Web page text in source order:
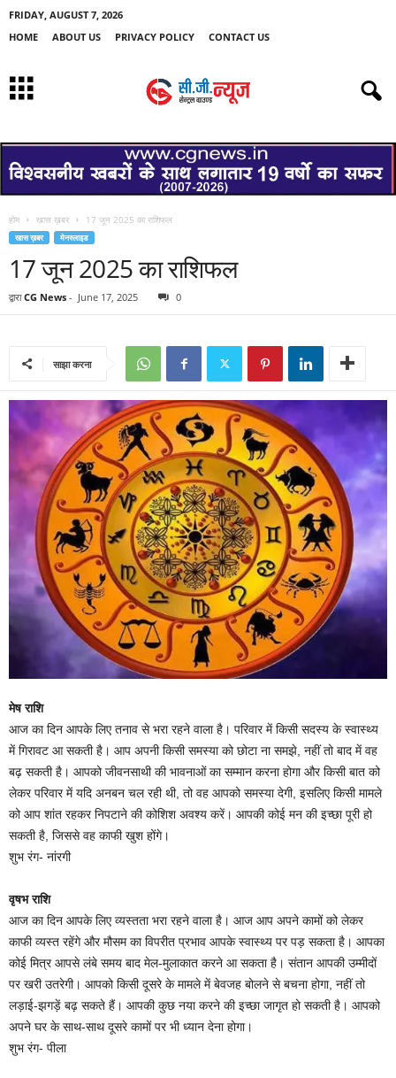
FRIDAY, AUGUST 7, 2026
HOME
ABOUT US PRIVACY POLICY CONTACT US
होम खास ख़बर 17 जून 2025 का राशिफल
खास ख़बर मेनस्लाइड
17 जून 2025 का राशिफल
द्वारा CG News - June 17, 2025 0
साझा करना
मेष राशि
आज का दिन आपके लिए तनाव से भरा रहने वाला है। परिवार में किसी सदस्य के स्वास्थ्य
में गिरावट आ सकती है। आप अपनी किसी समस्या को छोटा ना समझे, नहीं तो बाद में वह
बढ़ सकती है। आपको जीवनसाथी की भावनाओं का सम्मान करना होगा और किसी बात को
लेकर परिवार में यदि अनबन चल रही थी, तो वह आपको समस्या देगी, इसलिए किसी मामले
को आप शांत रहकर निपटाने की कोशिश अवश्य करें। आपकी कोई मन की इच्छा पूरी हो
सकती है, जिससे वह काफी खुश होंगे।
शुभ रंग- नांरगी
वृषभ राशि
आज का दिन आपके लिए व्यस्तता भरा रहने वाला है। आज आप अपने कामों को लेकर
काफी व्यस्त रहेंगे और मौसम का विपरीत प्रभाव आपके स्वास्थ्य पर पड़ सकता है। आपका
कोई मित्र आपसे लंबे समय बाद मेल-मुलाकात करने आ सकता है। संतान आपकी उम्मीदों
पर खरी उतरेगी। आपको किसी दूसरे के मामले में बेवजह बोलने से बचना होगा, नहीं तो
लड़ाई-झगड़ें बढ़ सकते हैं। आपकी कुछ नया करने की इच्छा जागृत हो सकती है। आपको
अपने घर के साथ-साथ दूसरे कामों पर भी ध्यान देना होगा।
शुभ रंग- पीला